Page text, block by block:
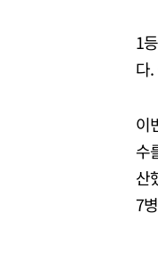
1
다
이
수
산
7